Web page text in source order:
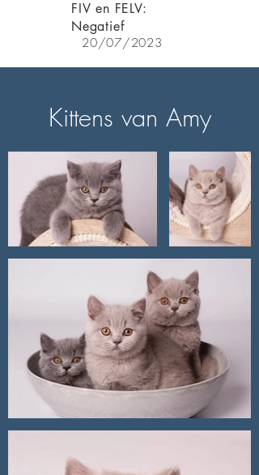
FIV en FELV:
Negatief
20/07/2023
Kittens van Amy